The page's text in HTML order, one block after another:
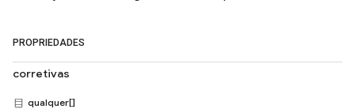
PROPRIEDADES
corretivas
qualquer[]